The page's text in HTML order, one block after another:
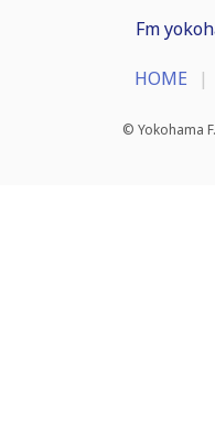
Fm
HOME
© Yokohama